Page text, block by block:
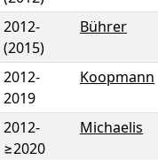
2012-
(2015)
Bührer
2012-
2019
Koopmann
2012-
≥2020
Michaelis